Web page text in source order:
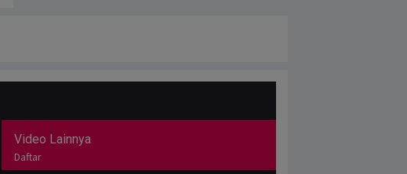
Video Lainnya
Daftar